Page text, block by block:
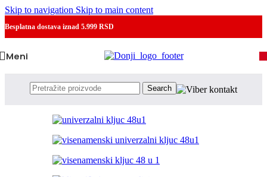
Skip to navigation Skip to main content
Besplatna dostava iznad 5.999 RSD
Meni
Search